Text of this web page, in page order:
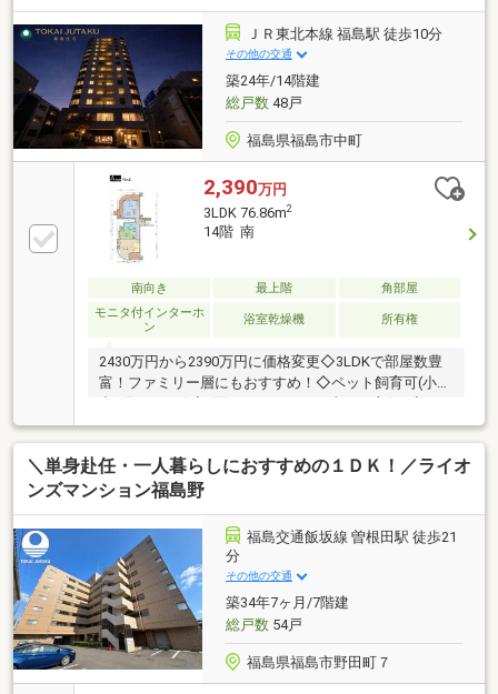
でお子様連れも安心！おむつ替えやミルクのお湯など
も対応可能。ご家族みなさまで安心してご来店くださ
い。
ＪＲ東北本線 福島駅 徒歩10分
その他の交通
築24年/14階建
総戸数48戸
福島県福島市中町
2,390万円
3LDK 76.86m2
14階 南
南向き 最上階
角部屋
モニタ付インターホ
ン
浴室乾燥機 所有権
2430万円から2390万円に価格変更◇3LDKで部屋数豊
富！ファミリー層にもおすすめ！◇ペット飼育可(小型
犬/猫1頭のみ)◇2面バルコニーで日当たり良好♪◇オ
ートロック付で安心！【ご見学・ご成約キャンペーン
実施中】住まい探しを応援する特典をご用意しました!
ご見学でAmazonギフト4000円分、ご成約でPayPay最
大20万円分プレゼント【ローン相談だけOK！無料！】
査代行・秘密厳守、無理な営業はいたしません。＼ラ
イフプランシミュレーション無料受付中／●将来を見
据えた資金・生活設計をご提案します。
＼単身赴任・一人暮らしにおすすめの１ＤＫ！／ライオ
ンズマンション福島野
福島交通飯坂線 曽根田駅 徒歩21
分
その他の交通
築34年7ヶ月/7階建
総戸数54戸
福島県福島市野田町７